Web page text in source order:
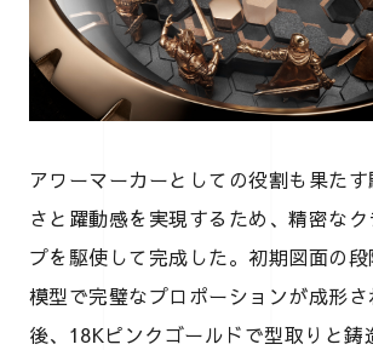
アワーマーカーとしての役割も果た
さと躍動感を実現するため、精密な
プを駆使して完成した。初期図面の
模型で完璧なプロポーションが成形
後、18Kピンクゴールドで型取りと鋳